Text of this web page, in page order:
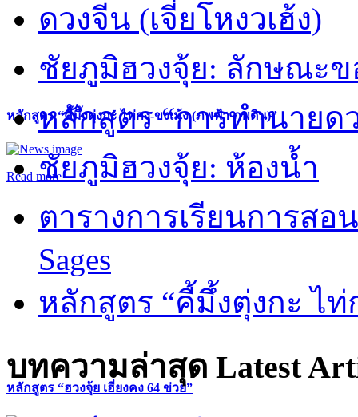
หลักสูตร “คี้มึ้งตุ่งกะ ไท่กง-ขงเม้ง (ภพฟ้า ภพดิน)”
Read more
หลักสูตร “ฮวงจุ้ย เฮี่ยงคง 64 ข่วย”
ดวงจีน (เจี่ยโหงวเฮ้ง)
ชัยภูมิฮวงจุ้ย: ลักษณะ
หลักสูตร “การทำนายด
ชัยภูมิฮวงจุ้ย: ห้องน้ำ
ตารางการเรียนการส
Sages
หลักสูตร “คี้มึ้งตุ่งกะ ไ
บทความล่าสุด Latest